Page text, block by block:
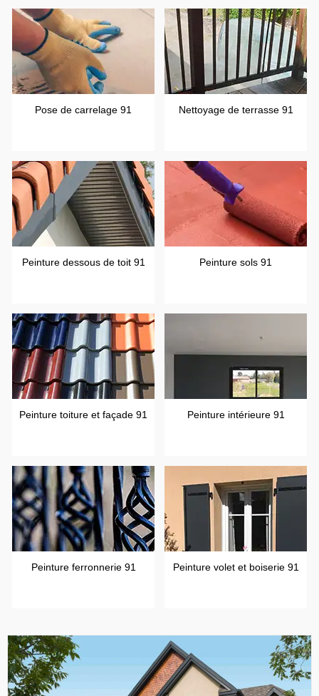
Pose de carrelage 91 Nettoyage de terrasse 91
Peinture dessous de toit 91 Peinture sols 91
Peinture toiture et façade 91 Peinture intérieure 91
Peinture ferronnerie 91 Peinture volet et boiserie 91